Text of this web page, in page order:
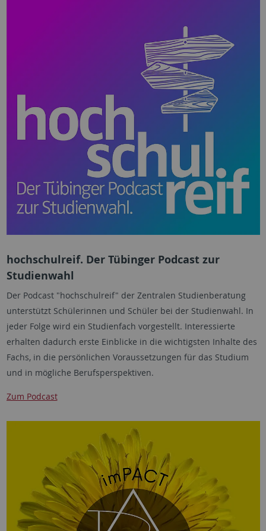
hochschulreif. Der Tübinger Podcast zur
Studienwahl
Der Podcast "hochschulreif" der Zentralen Studienberatung
unterstützt Schülerinnen und Schüler bei der Studienwahl. In
jeder Folge wird ein Studienfach vorgestellt. Interessierte
erhalten dadurch erste Einblicke in die wichtigsten Inhalte des
Fachs, in die persönlichen Voraussetzungen für das Studium
und in mögliche Berufsperspektiven.
Zum Podcast